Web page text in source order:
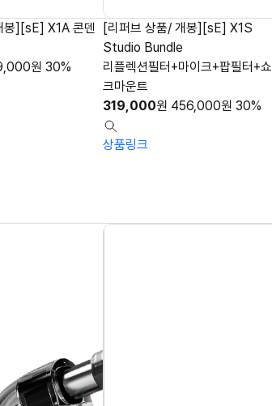
봉][sE] X1A 콘덴
원 30%
[리퍼브 상품/ 개봉][sE] X1S
Studio Bundle
리플렉션필터+마이크+팝필터+쇼
크마운트
319,000원 456,000원 30%
상품링크